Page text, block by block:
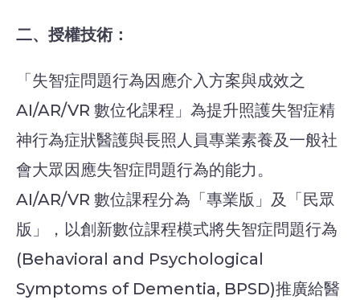
二、授權技術：
「失智症問題行為因應介入方案與成效之
AI/AR/VR 數位化課程」為提升照護失智症精
神行為症狀醫護與長照人員專業素養及一般社
會大眾因應失智症問題行為的能力。
AI/AR/VR 數位課程分為「專業版」及「民眾
版」，以創新數位課程模式將失智症問題行為
(Behavioral and Psychological
Symptoms of Dementia, BPSD)推廣給醫